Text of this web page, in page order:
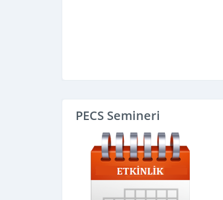
PECS Semineri